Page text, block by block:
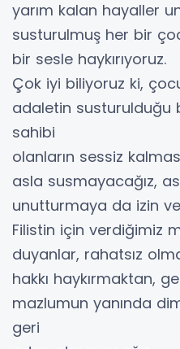
yarım kalan hayaller
susturulmuş her bir
bir sesle haykırıyoruz.
Çok iyi biliyoruz ki,
adaletin susturulduğu
sahibi
olanların sessiz
asla susmayacağız,
unutturmaya da izin
Filistin için verdiğimiz
duyanlar, rahatsız
hakkı haykırmaktan,
mazlumun yanında
geri